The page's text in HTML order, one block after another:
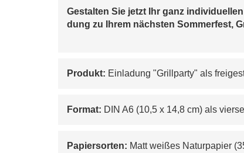
Gestalten Sie jetzt Ihr ganz
dung zu Ihrem nächsten Sommerfest,
Produkt: Einladung "Grillparty" als
Format: DIN A6 (10,5 x 14,8 cm) als
Papiersorten: Matt weißes Naturpapier